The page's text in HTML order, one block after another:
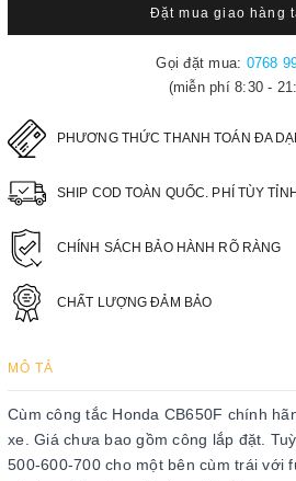
Đặt mua giao hàng
Gọi đặt mua: 0768
(miễn phí 8:30 -
PHƯƠNG THỨC THANH TOÁN ĐA
SHIP COD TOÀN QUỐC. PHÍ TÙY
CHÍNH SÁCH BẢO HÀNH RÕ RÀNG
CHẤT LƯỢNG ĐẢM BẢO
MÔ TẢ
Cùm công tắc Honda CB650F chính
xe. Giá chưa bao gồm công lắp đặt.
500-600-700 cho một bên cùm trái với